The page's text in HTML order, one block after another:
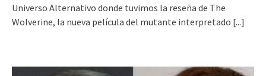
Universo Alternativo donde tuvimos la reseña de The
Wolverine, la nueva película del mutante interpretado [...]